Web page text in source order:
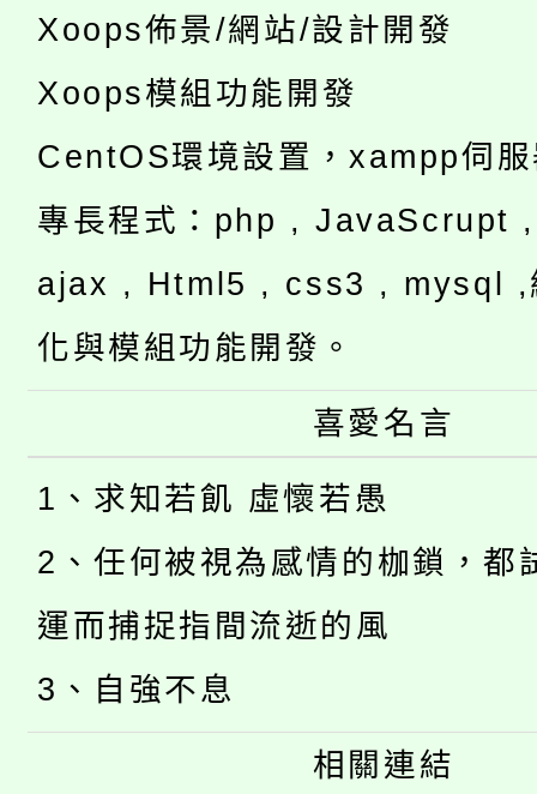
Xoops佈景/網站/設計開發
Xoops模組功能開發
CentOS環境設置，xampp伺
專長程式：php , JavaScrupt
ajax , Html5 , css3 , mysql ,
化與模組功能開發。
喜愛名言
1、求知若飢 虛懷若愚
2、任何被視為感情的枷鎖，都
運而捕捉指間流逝的風
3、自強不息
相關連結